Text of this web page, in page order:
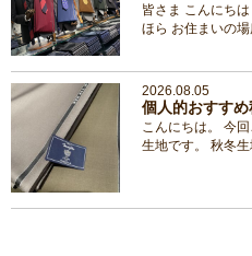
皆さま こんにち
ほら お住まいの場
2026.08.05
個人的おすす
こんにちは。 今
生地です。 秋冬生